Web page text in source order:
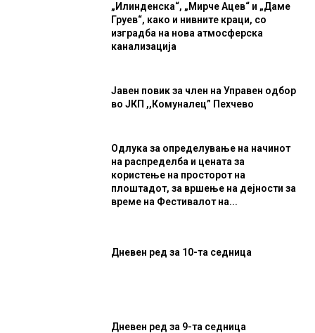
„Илинденска“, „Мирче Ацев“ и „Даме
Груев“, како и нивните краци, со
изградба на нова атмосферска
канализација
Јавен повик за член на Управен одбор
во ЈКП ,,Комуналец” Пехчево
Одлука за определување на начинот
на распределба и цената за
користење на просторот на
плоштадот, за вршење на дејности за
време на Фестивалот на...
Дневен ред за 10-та седница
Дневен ред за 9-та седница